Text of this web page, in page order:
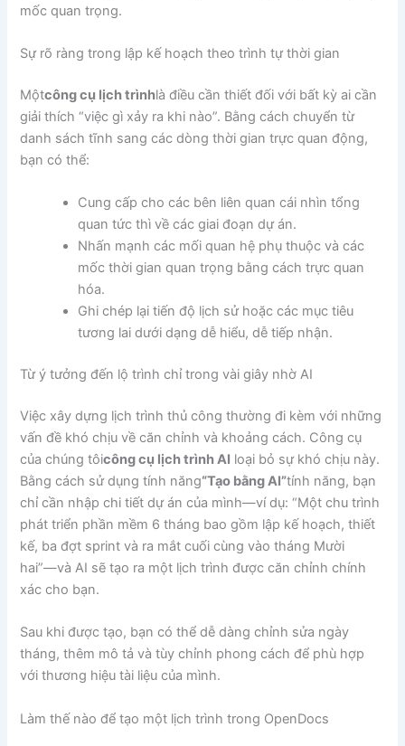
mốc quan trọng.
Sự rõ ràng trong lập kế hoạch theo trình tự thời gian
Mộtcông cụ lịch trìnhlà điều cần thiết đối với bất kỳ ai cần
giải thích “việc gì xảy ra khi nào”. Bằng cách chuyển từ
danh sách tĩnh sang các dòng thời gian trực quan động,
bạn có thể:
Cung cấp cho các bên liên quan cái nhìn tổng
quan tức thì về các giai đoạn dự án.
Nhấn mạnh các mối quan hệ phụ thuộc và các
mốc thời gian quan trọng bằng cách trực quan
hóa.
Ghi chép lại tiến độ lịch sử hoặc các mục tiêu
tương lai dưới dạng dễ hiểu, dễ tiếp nhận.
Từ ý tưởng đến lộ trình chỉ trong vài giây nhờ AI
Việc xây dựng lịch trình thủ công thường đi kèm với những
vấn đề khó chịu về căn chỉnh và khoảng cách. Công cụ
của chúng tôicông cụ lịch trình AI loại bỏ sự khó chịu này.
Bằng cách sử dụng tính năng“Tạo bằng AI”tính năng, bạn
chỉ cần nhập chi tiết dự án của mình—ví dụ: “Một chu trình
phát triển phần mềm 6 tháng bao gồm lập kế hoạch, thiết
kế, ba đợt sprint và ra mắt cuối cùng vào tháng Mười
hai”—và AI sẽ tạo ra một lịch trình được căn chỉnh chính
xác cho bạn.
Sau khi được tạo, bạn có thể dễ dàng chỉnh sửa ngày
tháng, thêm mô tả và tùy chỉnh phong cách để phù hợp
với thương hiệu tài liệu của mình.
Làm thế nào để tạo một lịch trình trong OpenDocs